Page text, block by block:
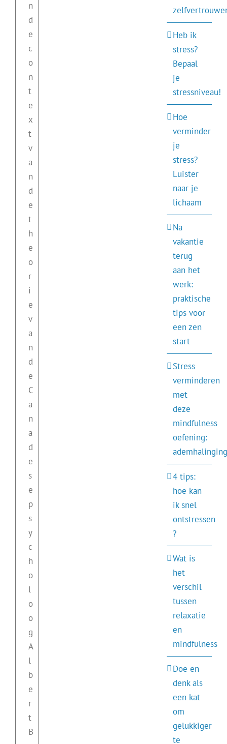
n
d
e
c
o
n
t
e
x
t
v
a
n
d
e
t
h
e
o
r
i
e
v
a
n
d
e
C
a
n
a
d
e
s
e
p
s
y
c
h
o
l
o
o
g
A
l
b
e
r
t
B
Heb ik
stress?
Bepaal
je
stressniveau!
Hoe
verminder
je
stress?
Luister
naar je
lichaam
Na
vakantie
terug
aan het
werk:
praktische
tips voor
een zen
start
Stress
verminderen
met
deze
mindfulness
oefening:
4 tips:
hoe kan
ik snel
ontstressen
?
Wat is
het
verschil
tussen
relaxatie
en
mindfulness
Doe en
denk als
een kat
om
gelukkiger
te